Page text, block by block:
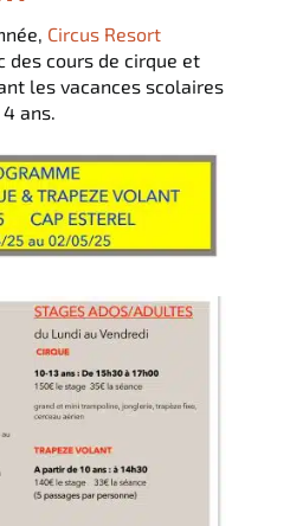
Circus Resort
des cours de cirque et
les vacances scolaires
ans.